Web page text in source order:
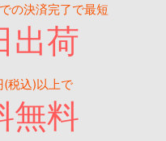
の決済完了で最短
出荷
(税込)以上で
無料